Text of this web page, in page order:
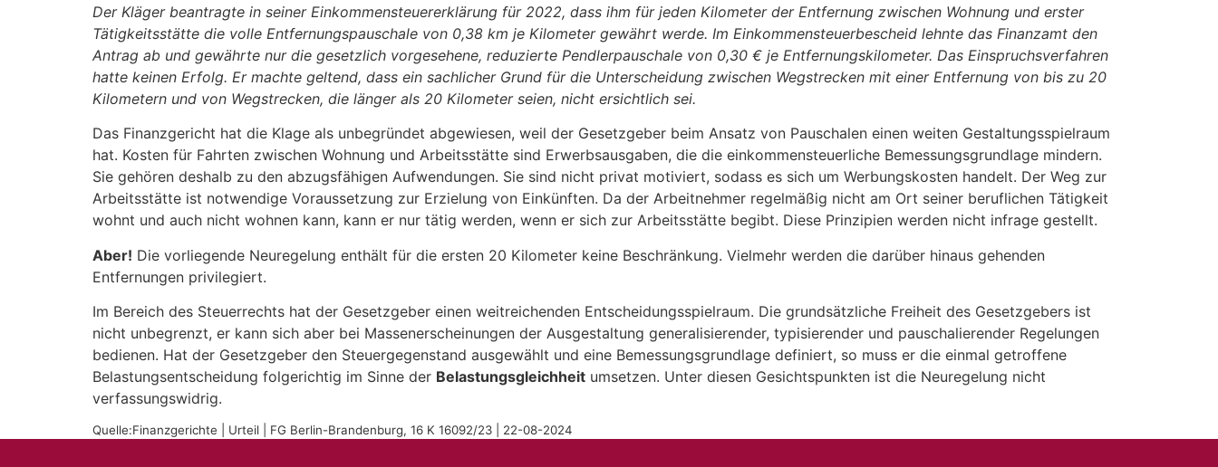
Der Kläger beantragte in seiner Einkommensteuererklärung für 2022, dass ihm für jeden Kilometer der Entfernung zwischen Wohnung und erster
Tätigkeitsstätte die volle Entfernungspauschale von 0,38 km je Kilometer gewährt werde. Im Einkommensteuerbescheid lehnte das Finanzamt den
Antrag ab und gewährte nur die gesetzlich vorgesehene, reduzierte Pendlerpauschale von 0,30 € je Entfernungskilometer. Das Einspruchsverfahren
hatte keinen Erfolg. Er machte geltend, dass ein sachlicher Grund für die Unterscheidung zwischen Wegstrecken mit einer Entfernung von bis zu 20
Kilometern und von Wegstrecken, die länger als 20 Kilometer seien, nicht ersichtlich sei.
Das Finanzgericht hat die Klage als unbegründet abgewiesen, weil der Gesetzgeber beim Ansatz von Pauschalen einen weiten Gestaltungsspielraum
hat. Kosten für Fahrten zwischen Wohnung und Arbeitsstätte sind Erwerbsausgaben, die die einkommensteuerliche Bemessungsgrundlage mindern.
Sie gehören deshalb zu den abzugsfähigen Aufwendungen. Sie sind nicht privat motiviert, sodass es sich um Werbungskosten handelt. Der Weg zur
Arbeitsstätte ist notwendige Voraussetzung zur Erzielung von Einkünften. Da der Arbeitnehmer regelmäßig nicht am Ort seiner beruflichen Tätigkeit
wohnt und auch nicht wohnen kann, kann er nur tätig werden, wenn er sich zur Arbeitsstätte begibt. Diese Prinzipien werden nicht infrage gestellt.
Aber! Die vorliegende Neuregelung enthält für die ersten 20 Kilometer keine Beschränkung. Vielmehr werden die darüber hinaus gehenden
Entfernungen privilegiert.
Im Bereich des Steuerrechts hat der Gesetzgeber einen weitreichenden Entscheidungsspielraum. Die grundsätzliche Freiheit des Gesetzgebers ist
nicht unbegrenzt, er kann sich aber bei Massenerscheinungen der Ausgestaltung generalisierender, typisierender und pauschalierender Regelungen
bedienen. Hat der Gesetzgeber den Steuergegenstand ausgewählt und eine Bemessungsgrundlage definiert, so muss er die einmal getroffene
Belastungsentscheidung folgerichtig im Sinne der Belastungsgleichheit umsetzen. Unter diesen Gesichtspunkten ist die Neuregelung nicht
verfassungswidrig.
Quelle:Finanzgerichte | Urteil | FG Berlin-Brandenburg, 16 K 16092/23 | 22-08-2024